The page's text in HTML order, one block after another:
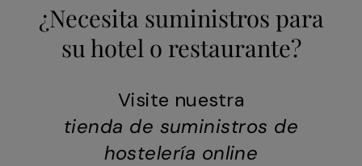
¿Necesita suministros para
su hotel o restaurante?
Visite nuestra
tienda de suministros de
hostelería online